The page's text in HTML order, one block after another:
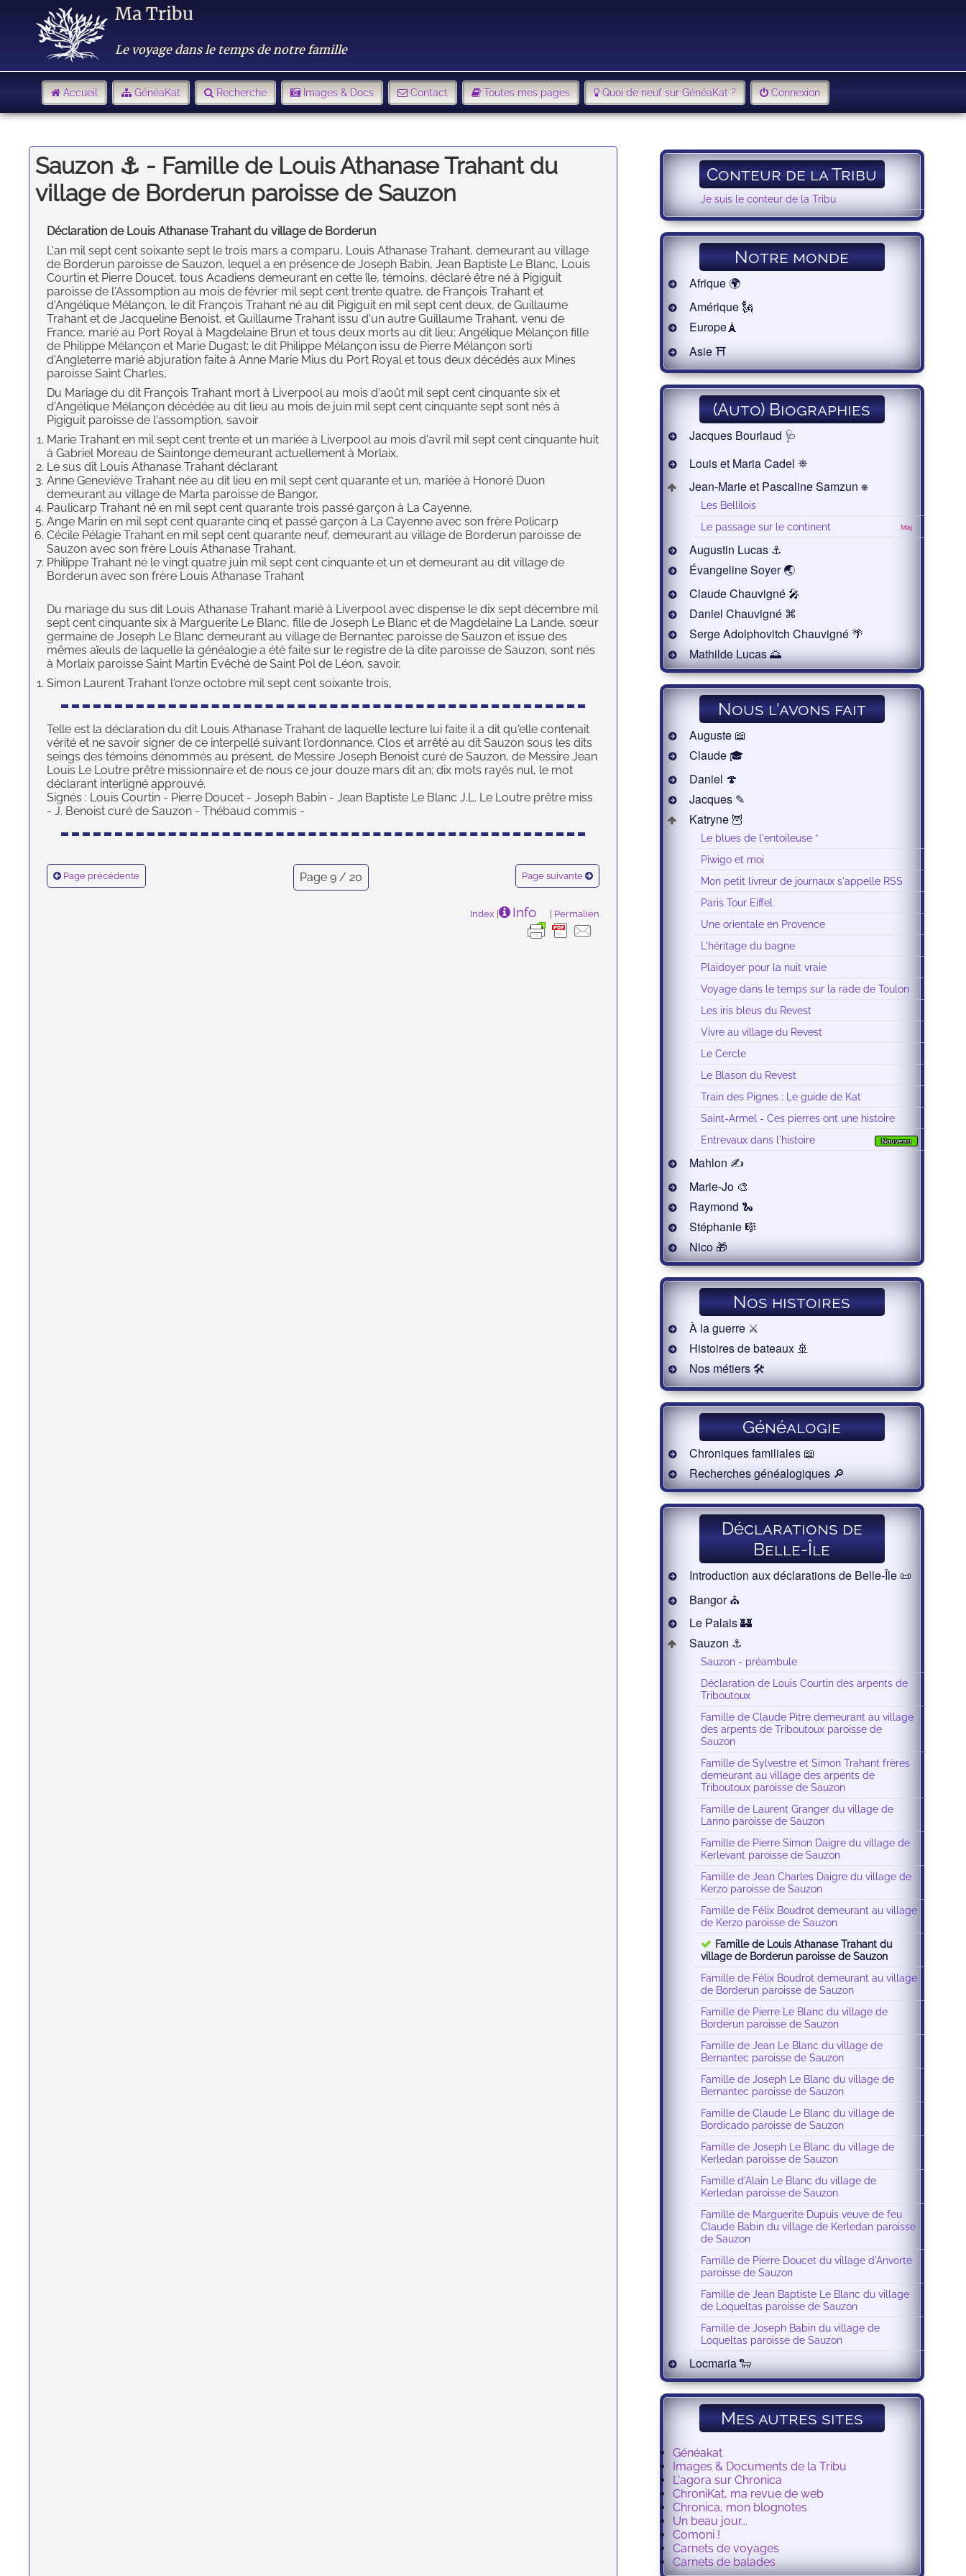
Ma Tribu
Le voyage dans le temps de notre famille
Accueil GénéaKat Recherche Images & Docs Contact Toutes mes pages Quoi de neuf sur GénéaKat ? Connexion
Sauzon ⚓️ - Famille de Louis Athanase Trahant du
village de Borderun paroisse de Sauzon
Déclaration de Louis Athanase Trahant du village de Borderun
L'an mil sept cent soixante sept le trois mars a comparu, Louis Athanase Trahant, demeurant au village
de Borderun paroisse de Sauzon, lequel a en présence de Joseph Babin, Jean Baptiste Le Blanc, Louis
Courtin et Pierre Doucet, tous Acadiens demeurant en cette île, témoins, déclaré être né à Pigiguit
paroisse de l'Assomption au mois de février mil sept cent trente quatre, de François Trahant et
d'Angélique Mélançon, le dit François Trahant né au dit Pigiguit en mil sept cent deux, de Guillaume
Trahant et de Jacqueline Benoist, et Guillaume Trahant issu d'un autre Guillaume Trahant, venu de
France, marié au Port Royal à Magdelaine Brun et tous deux morts au dit lieu; Angélique Mélançon fille
de Philippe Mélançon et Marie Dugast; le dit Philippe Mélançon issu de Pierre Mélançon sorti
d'Angleterre marié abjuration faite à Anne Marie Mius du Port Royal et tous deux décédés aux Mines
paroisse Saint Charles,
Du Mariage du dit François Trahant mort à Liverpool au mois d'août mil sept cent cinquante six et
d'Angélique Mélançon décédée au dit lieu au mois de juin mil sept cent cinquante sept sont nés à
Pigiguit paroisse de l'assomption, savoir
Marie Trahant en mil sept cent trente et un mariée à Liverpool au mois d'avril mil sept cent cinquante huit
à Gabriel Moreau de Saintonge demeurant actuellement à Morlaix,
Le sus dit Louis Athanase Trahant déclarant
Anne Geneviève Trahant née au dit lieu en mil sept cent quarante et un, mariée à Honoré Duon
demeurant au village de Marta paroisse de Bangor,
Paulicarp Trahant né en mil sept cent quarante trois passé garçon à La Cayenne,
Ange Marin en mil sept cent quarante cinq et passé garçon à La Cayenne avec son frère Policarp
Cécile Pélagie Trahant en mil sept cent quarante neuf, demeurant au village de Borderun paroisse de
Sauzon avec son frère Louis Athanase Trahant,
Philippe Trahant né le vingt quatre juin mil sept cent cinquante et un et demeurant au dit village de
Borderun avec son frère Louis Athanase Trahant
Du mariage du sus dit Louis Athanase Trahant marié à Liverpool avec dispense le dix sept décembre mil
sept cent cinquante six à Marguerite Le Blanc, fille de Joseph Le Blanc et de Magdelaine La Lande, sœur
germaine de Joseph Le Blanc demeurant au village de Bernantec paroisse de Sauzon et issue des
mêmes aïeuls de laquelle la généalogie a été faite sur le registre de la dite paroisse de Sauzon, sont nés
à Morlaix paroisse Saint Martin Evêché de Saint Pol de Léon, savoir,
Simon Laurent Trahant l'onze octobre mil sept cent soixante trois,
Telle est la déclaration du dit Louis Athanase Trahant de laquelle lecture lui faite il a dit qu'elle contenait
vérité et ne savoir signer de ce interpellé suivant l'ordonnance. Clos et arrêté au dit Sauzon sous les dits
seings des témoins dénommés au présent, de Messire Joseph Benoist curé de Sauzon, de Messire Jean
Louis Le Loutre prêtre missionnaire et de nous ce jour douze mars dit an; dix mots rayés nul, le mot
déclarant interligné approuvé.
Signés : Louis Courtin - Pierre Doucet - Joseph Babin - Jean Baptiste Le Blanc J.L. Le Loutre prêtre miss
- J. Benoist curé de Sauzon - Thébaud commis -
Page précédente Page 9 / 20 Page suivante
Index | Info | Permalien
Conteur de la Tribu
Je suis le conteur de la Tribu
Notre monde
Afrique 🌍
Amérique 🗽
Europe🗼
Asie ⛩
(Auto) Biographies
Jacques Bourlaud 🩺
Louis et Maria Cadel ⛯
Jean-Marie et Pascaline Samzun ⎈
Les Bellilois
Maj
Le passage sur le continent
Augustin Lucas ⚓
Évangeline Soyer 🌏
Claude Chauvigné 🎤
Daniel Chauvigné ⌘
Serge Adolphovitch Chauvigné 🌴
Mathilde Lucas 🌅
Nous l'avons fait
Auguste 📖
Claude 🎓
Daniel 🍄
Jacques ✎
Katryne 🦉
Le blues de l'entoileuse *
Piwigo et moi
Mon petit livreur de journaux s'appelle RSS
Paris Tour Eiffel
Une orientale en Provence
L'héritage du bagne
Plaidoyer pour la nuit vraie
Voyage dans le temps sur la rade de Toulon
Les iris bleus du Revest
Vivre au village du Revest
Le Cercle
Le Blason du Revest
Train des Pignes : Le guide de Kat
Saint-Armel - Ces pierres ont une histoire
Nouveau
Entrevaux dans l'histoire
Mahlon ✍
Marie-Jo 🎨
Raymond 🐍
Stéphanie 🎼
Nico 🎁
Nos histoires
À la guerre ⚔️
Histoires de bateaux 🚢
Nos métiers 🛠
Généalogie
Chroniques familiales 📖
Recherches généalogiques 🔎
Déclarations de
Belle-Île
Introduction aux déclarations de Belle-Île 📜
Bangor ⛪️
Le Palais 🏰
Sauzon ⚓️
Sauzon - préambule
Déclaration de Louis Courtin des arpents de
Triboutoux
Famille de Claude Pitre demeurant au village
des arpents de Triboutoux paroisse de
Sauzon
Famille de Sylvestre et Simon Trahant frères
demeurant au village des arpents de
Triboutoux paroisse de Sauzon
Famille de Laurent Granger du village de
Lanno paroisse de Sauzon
Famille de Pierre Simon Daigre du village de
Kerlevant paroisse de Sauzon
Famille de Jean Charles Daigre du village de
Kerzo paroisse de Sauzon
Famille de Félix Boudrot demeurant au village
de Kerzo paroisse de Sauzon
Famille de Louis Athanase Trahant du
village de Borderun paroisse de Sauzon
Famille de Félix Boudrot demeurant au village
de Borderun paroisse de Sauzon
Famille de Pierre Le Blanc du village de
Borderun paroisse de Sauzon
Famille de Jean Le Blanc du village de
Bernantec paroisse de Sauzon
Famille de Joseph Le Blanc du village de
Bernantec paroisse de Sauzon
Famille de Claude Le Blanc du village de
Bordicado paroisse de Sauzon
Famille de Joseph Le Blanc du village de
Kerledan paroisse de Sauzon
Famille d'Alain Le Blanc du village de
Kerledan paroisse de Sauzon
Famille de Marguerite Dupuis veuve de feu
Claude Babin du village de Kerledan paroisse
de Sauzon
Famille de Pierre Doucet du village d'Anvorte
paroisse de Sauzon
Famille de Jean Baptiste Le Blanc du village
de Loqueltas paroisse de Sauzon
Famille de Joseph Babin du village de
Loqueltas paroisse de Sauzon
Locmaria 🐑
Mes autres sites
Généakat
Images & Documents de la Tribu
L'agora sur Chronica
ChroniKat, ma revue de web
Chronica, mon blognotes
Un beau jour...
Comoni !
Carnets de voyages
Carnets de balades